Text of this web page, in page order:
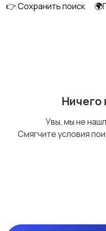
👉 Сохранить поиск
Ничего
Увы, мы не
Смягчите условия